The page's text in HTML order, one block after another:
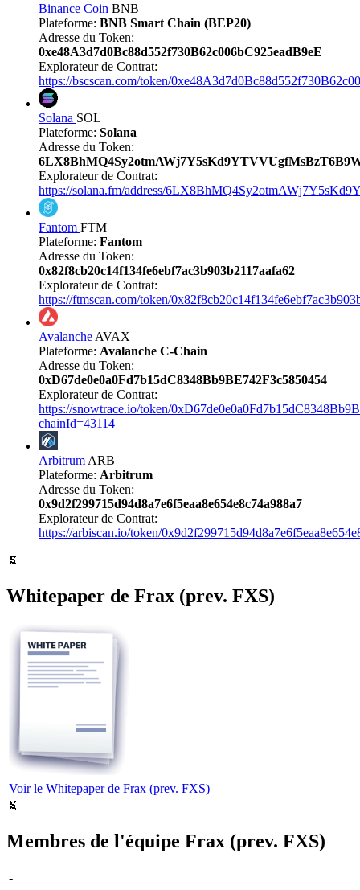
Binance Coin BNB
Plateforme: BNB Smart Chain (BEP20)
Adresse du Token:
0xe48A3d7d0Bc88d552f730B62c006bC925eadB9eE
Explorateur de Contrat:
https://bscscan.com/token/
Solana SOL
Plateforme: Solana
Adresse du Token:
Explorateur de Contrat:
https://solana.fm/address/
Fantom FTM
Plateforme: Fantom
Adresse du Token:
0x82f8cb20c14f134fe6ebf7ac3b903b2117aafa62
Explorateur de Contrat:
https://ftmscan.com/token/
Avalanche AVAX
Plateforme: Avalanche C-Chain
Adresse du Token:
0xD67de0e0a0Fd7b15dC8348Bb9BE742F3c5850454
Explorateur de Contrat:
https://snowtrace.io/token/
chainId=43114
Arbitrum ARB
Plateforme: Arbitrum
Adresse du Token:
0x9d2f299715d94d8a7e6f5eaa8e654e8c74a988a7
Explorateur de Contrat:
https://arbiscan.io/token/
Whitepaper de Frax (prev. FXS)
Voir le Whitepaper de Frax (prev. FXS)
Membres de l'équipe Frax (prev. FXS)
-